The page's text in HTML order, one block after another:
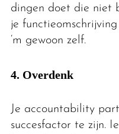
dingen doet die niet
je
‘m gewoon zelf.
4. Overdenk
Je accountability
succesfactor te zijn.